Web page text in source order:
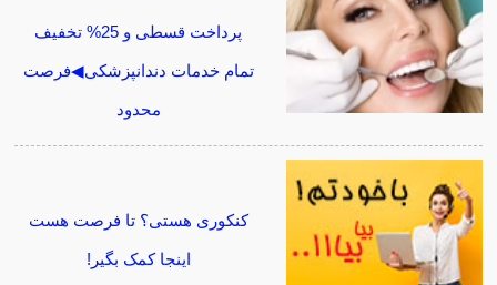
پرداخت قسطی و 25% تخفیف
تمام خدمات دندانپزشکی◀فرصت
محدود
کنکوری هستی؟ تا فرصت هست
اینجا کمک بگیر!